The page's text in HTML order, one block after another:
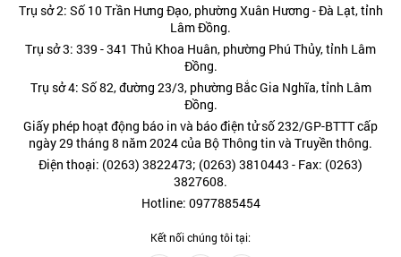
Trụ sở 2: Số 10 Trần Hưng Đạo, phường Xuân Hương - Đà Lạt, tỉnh
Lâm Đồng.
Trụ sở 3: 339 - 341 Thủ Khoa Huân, phường Phú Thủy, tỉnh Lâm
Đồng.
Trụ sở 4: Số 82, đường 23/3, phường Bắc Gia Nghĩa, tỉnh Lâm
Đồng.
Giấy phép hoạt động báo in và báo điện tử số 232/GP-BTTT cấp
ngày 29 tháng 8 năm 2024 của Bộ Thông tin và Truyền thông.
Điện thoại: (0263) 3822473; (0263) 3810443 - Fax: (0263)
3827608.
Hotline: 0977885454
Kết nối chúng tôi tại: